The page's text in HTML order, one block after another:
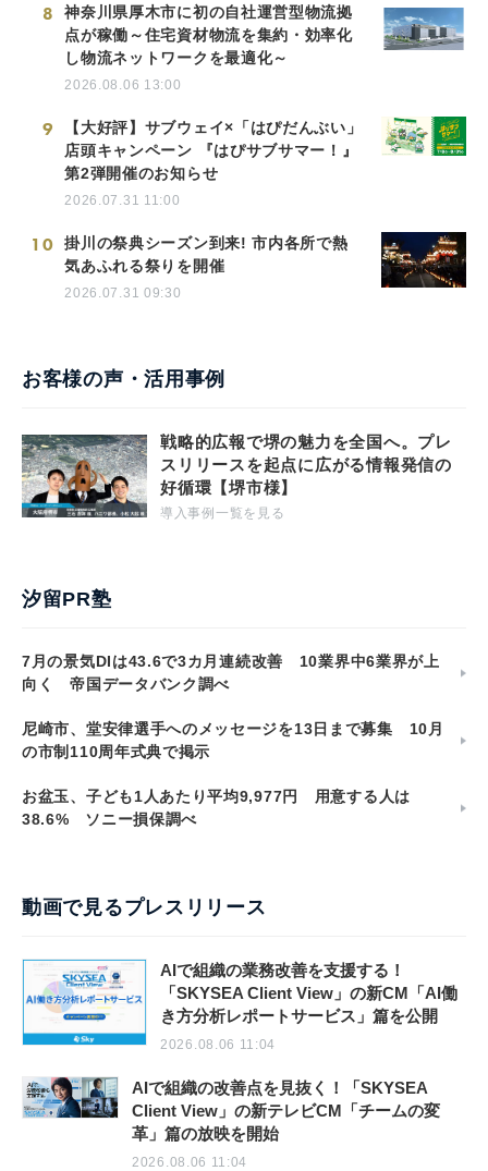
8
神奈川県厚木市に初の自社運営型物流拠
点が稼働～住宅資材物流を集約・効率化
し物流ネットワークを最適化～
2026.08.06 13:00
9
【大好評】サブウェイ×「はぴだんぶい」
店頭キャンペーン 『はぴサブサマー！』
第2弾開催のお知らせ
2026.07.31 11:00
10
掛川の祭典シーズン到来! 市内各所で熱
気あふれる祭りを開催
2026.07.31 09:30
お客様の声・活用事例
戦略的広報で堺の魅力を全国へ。プレ
スリリースを起点に広がる情報発信の
好循環【堺市様】
導入事例一覧を見る
汐留PR塾
7月の景気DIは43.6で3カ月連続改善 10業界中6業界が上
向く 帝国データバンク調べ
尼崎市、堂安律選手へのメッセージを13日まで募集 10月
の市制110周年式典で掲示
お盆玉、子ども1人あたり平均9,977円 用意する人は
38.6% ソニー損保調べ
動画で見るプレスリリース
AIで組織の業務改善を支援する！
「SKYSEA Client View」の新CM「AI働
き方分析レポートサービス」篇を公開
2026.08.06 11:04
AIで組織の改善点を見抜く！「SKYSEA
Client View」の新テレビCM「チームの変
革」篇の放映を開始
2026.08.06 11:04